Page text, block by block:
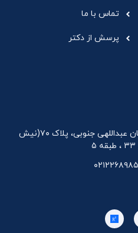
تماس با ما
پرسش از دکتر
تهران، بلوار اندرزگو، نبش خیابان عبداللهی جنوبی، پلاک ۷۰(نیش